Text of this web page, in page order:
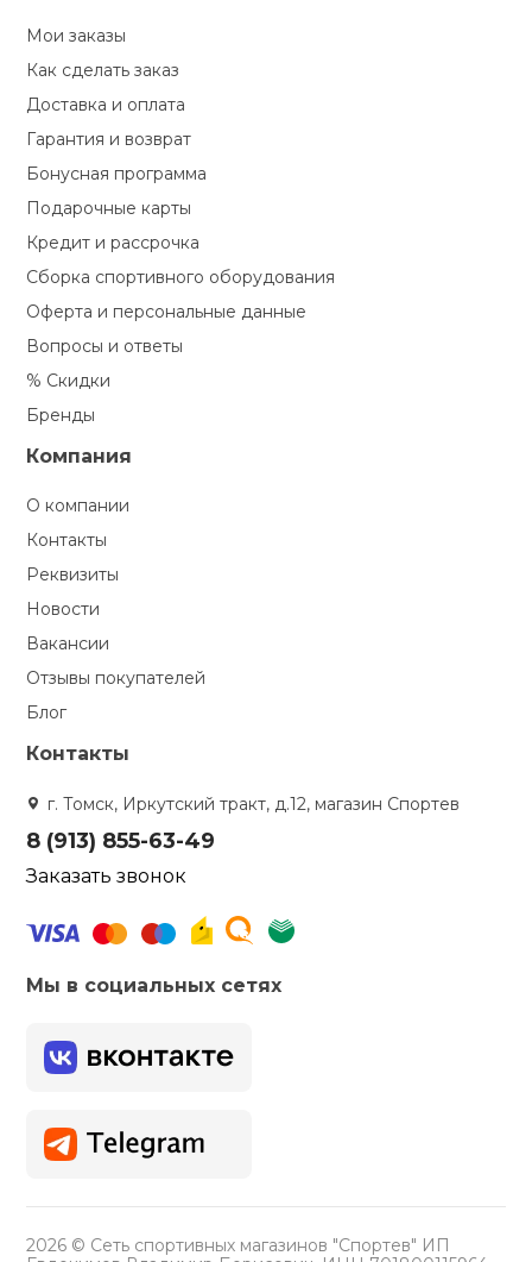
Мои заказы
Как сделать заказ
Доставка и оплата
Гарантия и возврат
Бонусная программа
Подарочные карты
Кредит и рассрочка
Сборка спортивного оборудования
Оферта и персональные данные
Вопросы и ответы
% Скидки
Бренды
Компания
О компании
Контакты
Реквизиты
Новости
Вакансии
Отзывы покупателей
Блог
Контакты
г. Томск, Иркутский тракт, д.12, магазин Спортев
8 (913) 855-63-49
Заказать звонок
Мы в социальных сетях
2026 © Сеть спортивных магазинов "Спортев" ИП